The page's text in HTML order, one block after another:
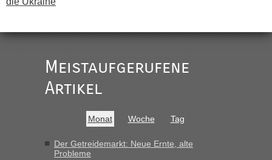
Ist korrekt, aber ich finde man hätte trotzdem im Text gleich
darauf hinweisen können.
War aber nicht "böse" gemeint ...
buchbar - warum auch immer ...
Hab´s versucht - bekomme aber immer angezeigt "auf dieser
Strecke fahren wir nicht"
Meistaufgerufene
Artikel
Monat Woche Tag
Der Getreidemarkt: Neue Ernte, alte
Probleme